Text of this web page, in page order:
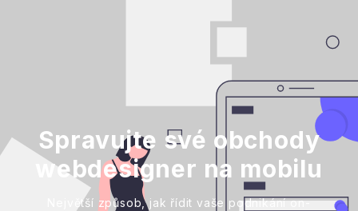
Spravujte své obchody
webdesigner na mobilu
Největší způsob, jak řídit vaše podnikání on-